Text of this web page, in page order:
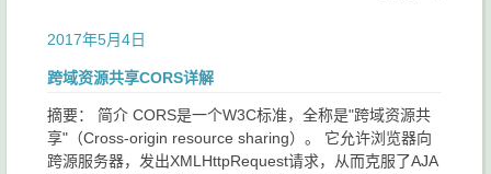
2017年5月4日
跨域资源共享CORS详解
摘要： 简介 CORS是一个W3C标准，全称是"跨域资源共
享"（Cross-origin resource sharing）。 它允许浏览器向
跨源服务器，发出XMLHttpRequest请求，从而克服了AJA